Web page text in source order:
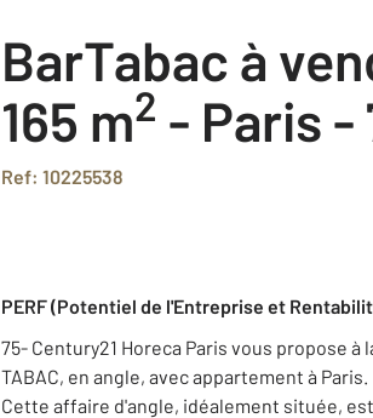
BarTabac à
165 m2 - Paris -
Ref: 10225538
PERF (Potentiel de l'Entreprise et
75- Century21 Horeca Paris vous propose
TABAC, en angle, avec appartement à Paris.
Cette affaire d'angle, idéalement située,